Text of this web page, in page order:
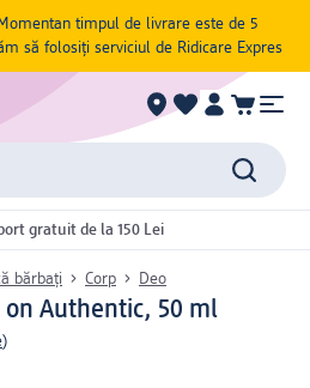
timpul de livrare este de 5
să folosiți serviciul de Ridicare Expres
gratuit de la 150 Lei
bărbați Corp Deo
Authentic, 50 ml
)